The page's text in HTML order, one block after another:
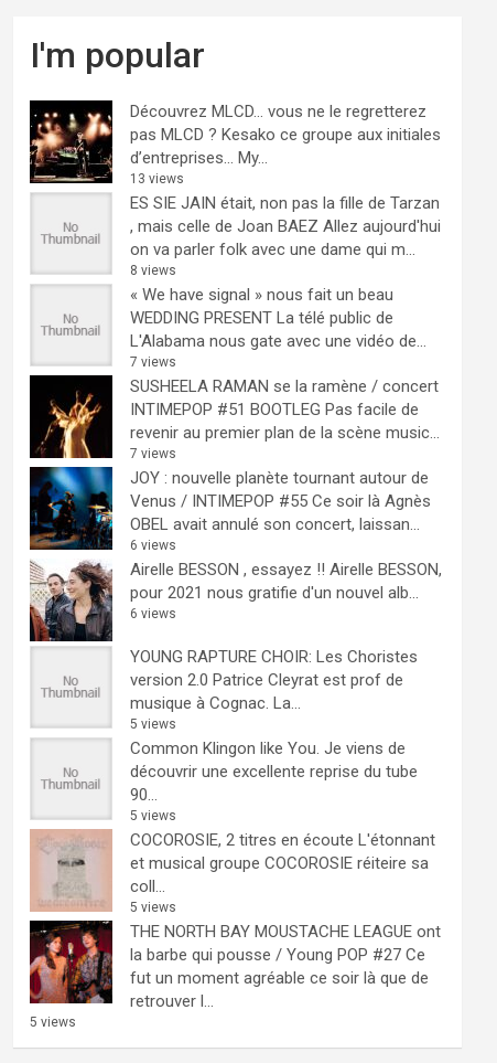
I'm popular
Découvrez MLCD… vous ne le regretterez
pas MLCD ? Kesako ce groupe aux initiales
d’entreprises… My...
13 views
ES SIE JAIN était, non pas la fille de Tarzan
, mais celle de Joan BAEZ Allez aujourd'hui
on va parler folk avec une dame qui m...
8 views
« We have signal » nous fait un beau
WEDDING PRESENT La télé public de
L'Alabama nous gate avec une vidéo de...
7 views
SUSHEELA RAMAN se la ramène / concert
INTIMEPOP #51 BOOTLEG Pas facile de
revenir au premier plan de la scène music...
7 views
JOY : nouvelle planète tournant autour de
Venus / INTIMEPOP #55 Ce soir là Agnès
OBEL avait annulé son concert, laissan...
6 views
Airelle BESSON , essayez !! Airelle BESSON,
pour 2021 nous gratifie d'un nouvel alb...
6 views
YOUNG RAPTURE CHOIR: Les Choristes
version 2.0 Patrice Cleyrat est prof de
musique à Cognac. La...
5 views
Common Klingon like You. Je viens de
découvrir une excellente reprise du tube
90...
5 views
COCOROSIE, 2 titres en écoute L'étonnant
et musical groupe COCOROSIE réiteire sa
coll...
5 views
THE NORTH BAY MOUSTACHE LEAGUE ont
la barbe qui pousse / Young POP #27 Ce
fut un moment agréable ce soir là que de
retrouver l...
5 views